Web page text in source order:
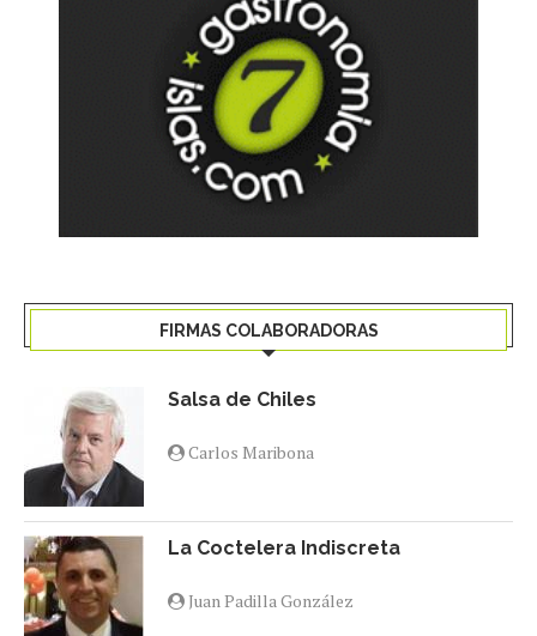
FIRMAS COLABORADORAS
Salsa de Chiles
Carlos Maribona
La Coctelera Indiscreta
Juan Padilla González